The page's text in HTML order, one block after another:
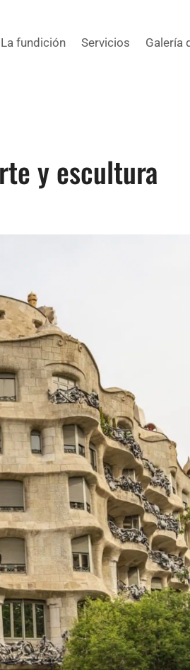
La fundición Servicios Galería
y escultura